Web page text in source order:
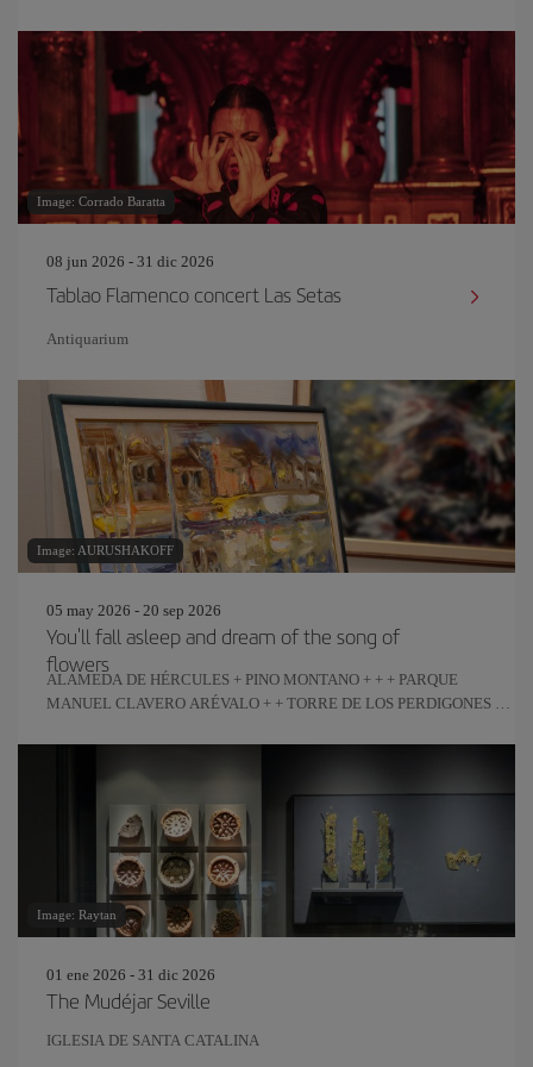
Image: Corrado Baratta
08 jun 2026 - 31 dic 2026
Tablao Flamenco concert Las Setas
Antiquarium
Image: AURUSHAKOFF
05 may 2026 - 20 sep 2026
You'll fall asleep and dream of the song of
flowers
ALAMEDA DE HÉRCULES + PINO MONTANO + + + PARQUE
MANUEL CLAVERO ARÉVALO + + TORRE DE LOS PERDIGONES +
Image: Raytan
01 ene 2026 - 31 dic 2026
The Mudéjar Seville
IGLESIA DE SANTA CATALINA